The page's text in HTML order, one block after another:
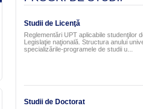
Studii de Licenţă
Reglementări UPT aplicabile studenţilor
Legislaţie naţională. Structura anului
specializările-programele de studii u...
Studii de Doctorat